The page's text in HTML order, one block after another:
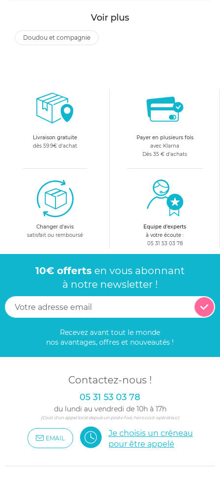
Voir plus
doudou et compagnie
Livraison gratuite
dès 59.9€ d'achat
Payer en plusieurs fois
avec Klarna
Dès 35 € d'achats
Changer d'avis
satisfait ou remboursé
Equipe d'experts
à votre écoute :
05 31 53 03 78
10€ offerts en vous abonnant
à notre newsletter !
Recevez avant tout le monde
nos avantages, offres et nouveautés !
Contactez-nous !
05 31 53 03 78
du lundi au vendredi de 10h à 17h
(Coût d'un appel local depuis un poste fixe, hors coût opérateur)
EMAIL
Je choisis un créneau
pour être appelé